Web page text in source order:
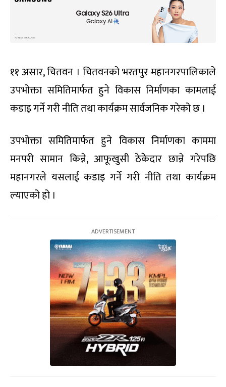
११ असार, चितवन । चितवनको भरतपुर महानगरपालिकाले
उपभोक्ता समितिमार्फत हुने विकास निर्माणका कामलाई
कडाइ गर्ने गरी नीति तथा कार्यक्रम सार्वजनिक गरेको छ ।
उपभोक्ता समितिमार्फत हुने विकास निर्माणका काममा
मनपरी सामान किन्ने, आफूखुसी ठेकेेदार छान्ने गरेपछि
महानगरले यसलाई कडाइ गर्ने गरी नीति तथा कार्यक्रम
ल्याएको हो ।